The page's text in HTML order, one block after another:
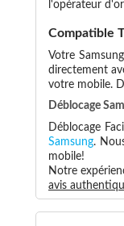
l'opérateur
Compatible
Votre
directement
votre mobile.
Déblocage
Déblocage
Samsung.
mobile!
Notre
avis